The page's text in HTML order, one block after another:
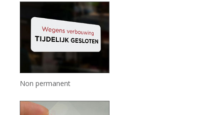
Non permanent